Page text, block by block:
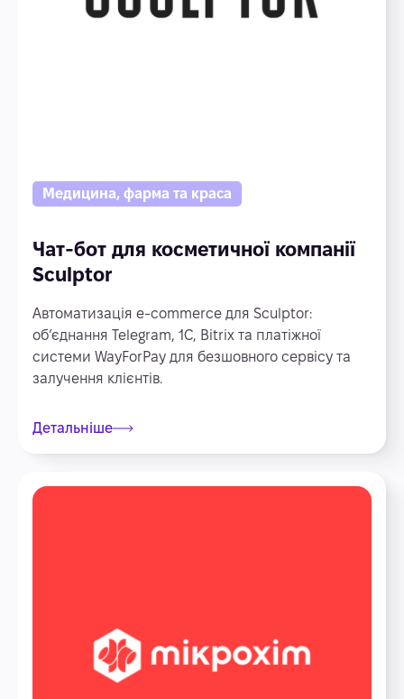
Медицина, фарма та краса
Чат-бот для косметичної компанії
Sculptor
Автоматизація e-commerce для Sculptor:
об’єднання Telegram, 1С, Bitrix та платіжної
системи WayForPay для безшовного сервісу та
залучення клієнтів.
Детальніше